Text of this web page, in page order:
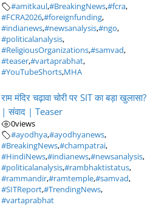
#amitkaul,#BreakingNews,#fcra,
#FCRA2026,#foreignfunding,
#indianews,#newsanalysis,#ngo,
#politicalanalysis,
#ReligiousOrganizations,#samvad,
#teaser,#vartaprabhat,
#YouTubeShorts,MHA
राम मंदिर चढ़ावा चोरी पर SIT का बड़ा खुलासा?
| संवाद | Teaser
0views
#ayodhya,#ayodhyanews,
#BreakingNews,#champatrai,
#HindiNews,#indianews,#newsanalysis,
#politicalanalysis,#rambhaktistatus,
#rammandir,#ramtemple,#samvad,
#SITReport,#TrendingNews,
#vartaprabhat